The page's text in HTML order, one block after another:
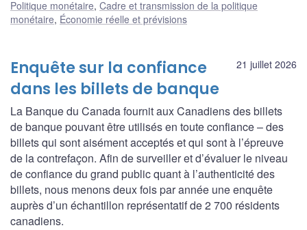
Politique monétaire, Cadre et transmission de la politique
monétaire, Économie réelle et prévisions
21 juillet 2026
Enquête sur la confiance
dans les billets de banque
La Banque du Canada fournit aux Canadiens des billets
de banque pouvant être utilisés en toute confiance – des
billets qui sont aisément acceptés et qui sont à l’épreuve
de la contrefaçon. Afin de surveiller et d’évaluer le niveau
de confiance du grand public quant à l’authenticité des
billets, nous menons deux fois par année une enquête
auprès d’un échantillon représentatif de 2 700 résidents
canadiens.